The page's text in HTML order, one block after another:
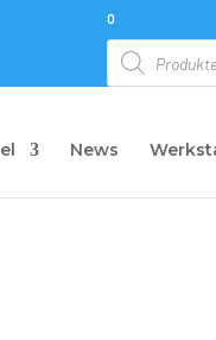
0
Products
search
News